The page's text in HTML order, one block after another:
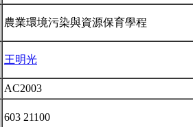
農業環境污染與資源保育學程
王明光
AC2003
603 21100